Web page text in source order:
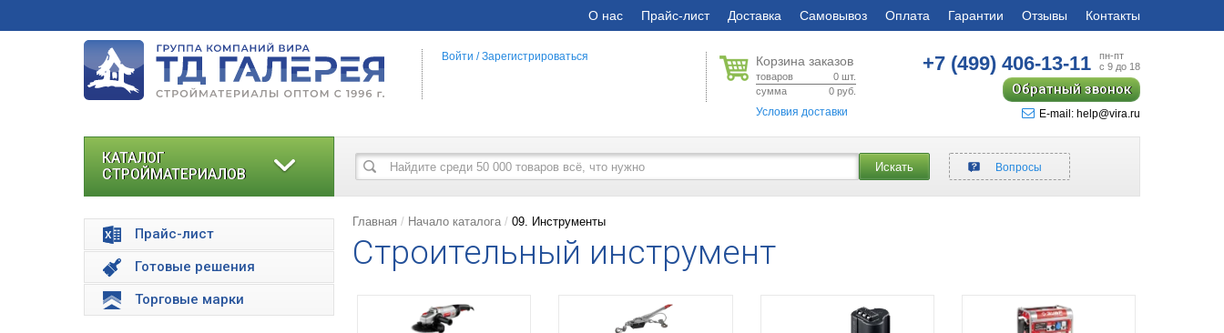
О нас Прайс-лист Доставка Самовывоз Оплата Гарантии Отзывы Контакты
Корзина заказов
товаров 0 шт.
сумма
0 руб.
Условия доставки
+7 (499)406-13-11
пн-пт
с 9 до 18
Обратный звонок
E-mail: help@vira.ru
Войти /Зарегистрироваться
КАТАЛОГ
СТРОЙМАТЕРИАЛОВ
Прайс-лист
Готовые решения
Торговые марки
Искать Вопросы
Главная Начало каталога 09. Инструменты
Строительный инструмент